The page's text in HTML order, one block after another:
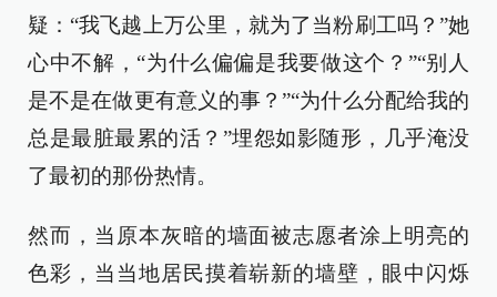
疑：“我飞越上万公里，就为了当粉刷工吗？”她
心中不解，“为什么偏偏是我要做这个？”“别人
是不是在做更有意义的事？”“为什么分配给我的
总是最脏最累的活？”埋怨如影随形，几乎淹没
了最初的那份热情。
然而，当原本灰暗的墙面被志愿者涂上明亮的
色彩，当当地居民摸着崭新的墙壁，眼中闪烁